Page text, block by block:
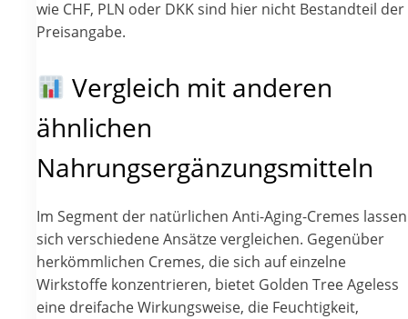
wie CHF, PLN oder DKK sind hier nicht Bestandteil der
Preisangabe.
Vergleich mit anderen
ähnlichen
Nahrungsergänzungsmitteln
Im Segment der natürlichen Anti-Aging-Cremes lassen
sich verschiedene Ansätze vergleichen. Gegenüber
herkömmlichen Cremes, die sich auf einzelne
Wirkstoffe konzentrieren, bietet Golden Tree Ageless
eine dreifache Wirkungsweise, die Feuchtigkeit,